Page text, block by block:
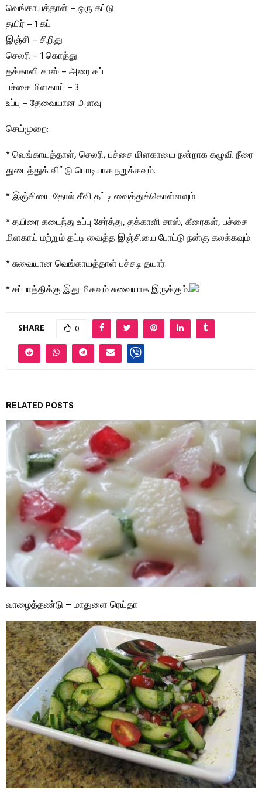
வெங்காயத்தாள் – ஒரு கட்டு
தயிர் – 1 கப்
இஞ்சி – சிறிது
செலரி – 1 கொத்து
தக்காளி சாஸ் – அரை கப்
பச்சை மிளகாய் – 3
உப்பு – தேவையான அளவு
செய்முறை:
* வெங்காயத்தாள், செலரி, பச்சை மிளகாயை நன்றாக கழுவி நீரை
துடைத்துக் விட்டு பொடியாக நறுக்கவும்.
* இஞ்சியை தோல் சீவி தட்டி வைத்துக்கொள்ளவும்.
* தயிரை கடைந்து உப்பு சேர்த்து, தக்காளி சாஸ், கீரைகள், பச்சை
மிளகாய் மற்றும் தட்டி வைத்த இஞ்சியை போட்டு நன்கு கலக்கவும்.
* சுவையான வெங்காயத்தாள் பச்சடி தயார்.
* சப்பாத்திக்கு இது மிகவும் சுவையாக இருக்கும்.
SHARE 0
RELATED POSTS
வாழைத்தண்டு – மாதுளை ரெய்தா